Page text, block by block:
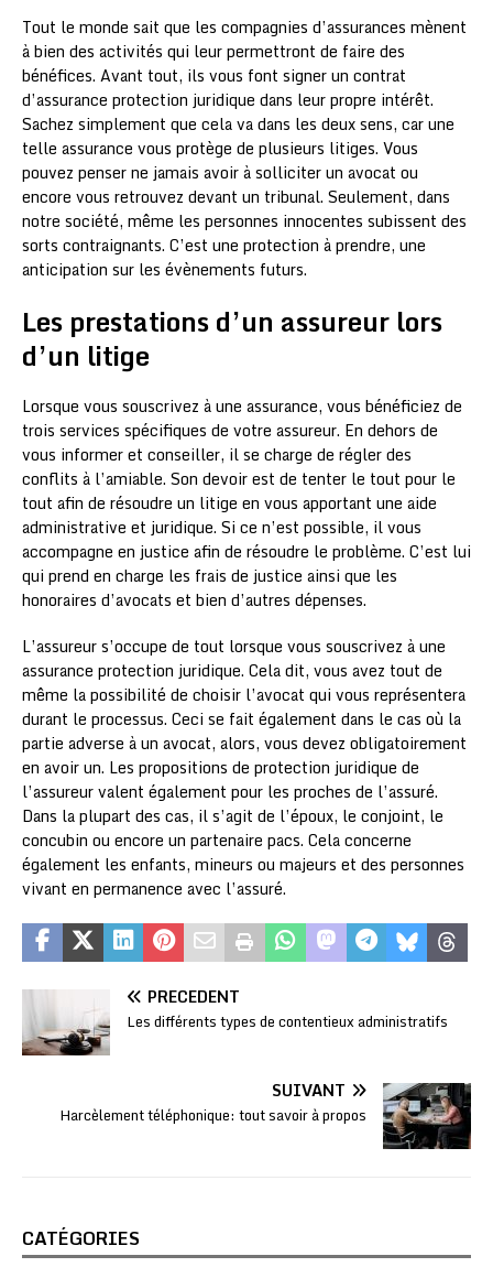
Tout le monde sait que les compagnies d’assurances mènent
à bien des activités qui leur permettront de faire des
bénéfices. Avant tout, ils vous font signer un contrat
d’assurance protection juridique dans leur propre intérêt.
Sachez simplement que cela va dans les deux sens, car une
telle assurance vous protège de plusieurs litiges. Vous
pouvez penser ne jamais avoir à solliciter un avocat ou
encore vous retrouvez devant un tribunal. Seulement, dans
notre société, même les personnes innocentes subissent des
sorts contraignants. C’est une protection à prendre, une
anticipation sur les évènements futurs.
Les prestations d’un assureur lors
d’un litige
Lorsque vous souscrivez à une assurance, vous bénéficiez de
trois services spécifiques de votre assureur. En dehors de
vous informer et conseiller, il se charge de régler des
conflits à l’amiable. Son devoir est de tenter le tout pour le
tout afin de résoudre un litige en vous apportant une aide
administrative et juridique. Si ce n’est possible, il vous
accompagne en justice afin de résoudre le problème. C’est lui
qui prend en charge les frais de justice ainsi que les
honoraires d’avocats et bien d’autres dépenses.
L’assureur s’occupe de tout lorsque vous souscrivez à une
assurance protection juridique. Cela dit, vous avez tout de
même la possibilité de choisir l’avocat qui vous représentera
durant le processus. Ceci se fait également dans le cas où la
partie adverse à un avocat, alors, vous devez obligatoirement
en avoir un. Les propositions de protection juridique de
l’assureur valent également pour les proches de l’assuré.
Dans la plupart des cas, il s’agit de l’époux, le conjoint, le
concubin ou encore un partenaire pacs. Cela concerne
également les enfants, mineurs ou majeurs et des personnes
vivant en permanence avec l’assuré.
PRÉCÉDENT
Les différents types de contentieux administratifs
SUIVANT
Harcèlement téléphonique: tout savoir à propos
CATÉGORIES